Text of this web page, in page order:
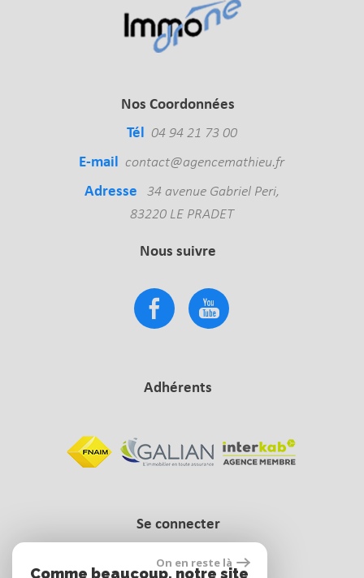
Nos Coordonnées
Tél 04 94 21 73 00
E-mail contact@agencemathieu.fr
Adresse
34 avenue Gabriel Peri,
83220 LE PRADET
Nous suivre
Adhérents
Se connecter
On en reste là
Comme beaucoup, notre site